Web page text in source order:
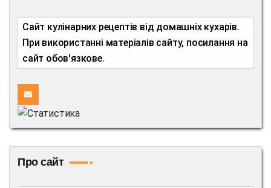
Сайт кулінарних рецептів від домашніх кухарів.
При використанні матеріалів сайту, посилання на
сайт обов'язкове.
Про сайт